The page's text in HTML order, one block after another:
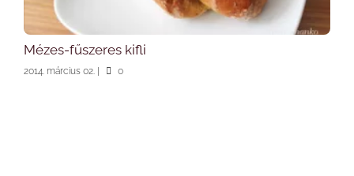
Mézes-fűszeres kifli
2014. március 02. | 0